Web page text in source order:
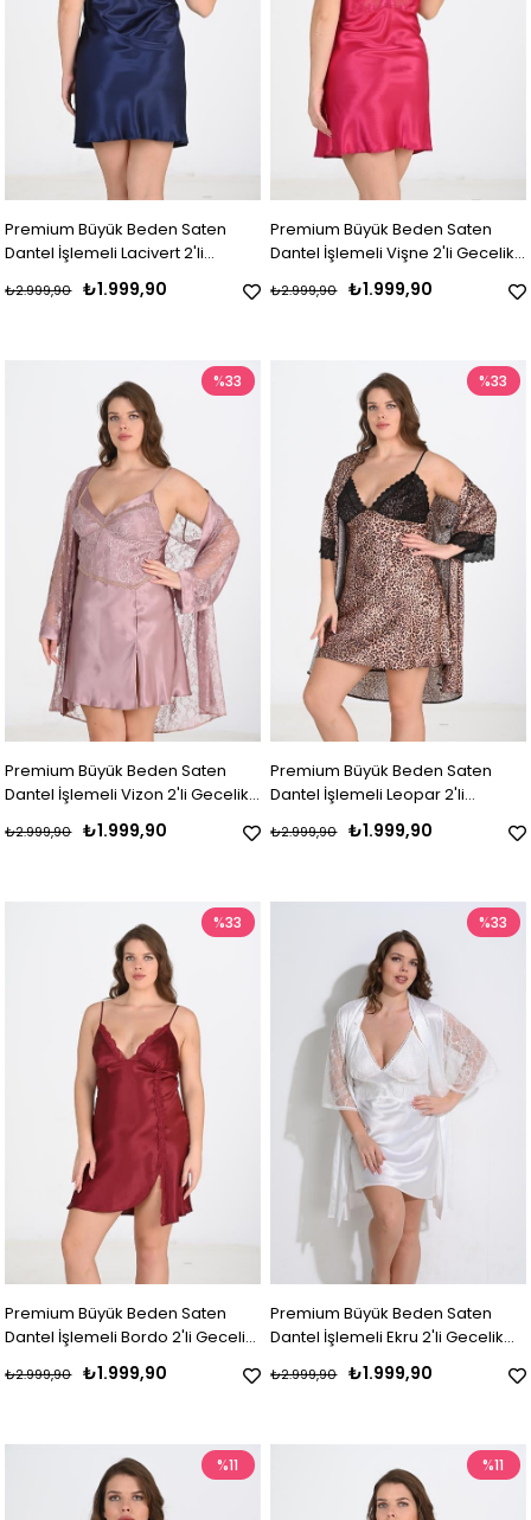
Premium Büyük Beden Saten
Dantel İşlemeli Lacivert 2'li
₺1.999,90
₺2.999,90
Premium Büyük Beden Saten
Dantel İşlemeli Vişne 2'li Gecelik
₺1.999,90
₺2.999,90
Premium Büyük Beden Saten
Dantel İşlemeli Vizon 2'li Gecelik
Sabahlık Takımı Bigsize
₺1.999,90
₺2.999,90
%33
Premium Büyük Beden Saten
Dantel İşlemeli Leopar 2'li
Gecelik Sabahlık Takımı Bigsize
₺1.999,90
₺2.999,90
%33
Premium Büyük Beden Saten
Dantel İşlemeli Bordo 2'li Gecelik
Sabahlık Takımı Bigsize
₺1.999,90
₺2.999,90
%33
Premium Büyük Beden Saten
Dantel İşlemeli Ekru 2'li Gecelik
Sabahlık Takımı Bigsize
₺1.999,90
₺2.999,90
%33
%11 %11